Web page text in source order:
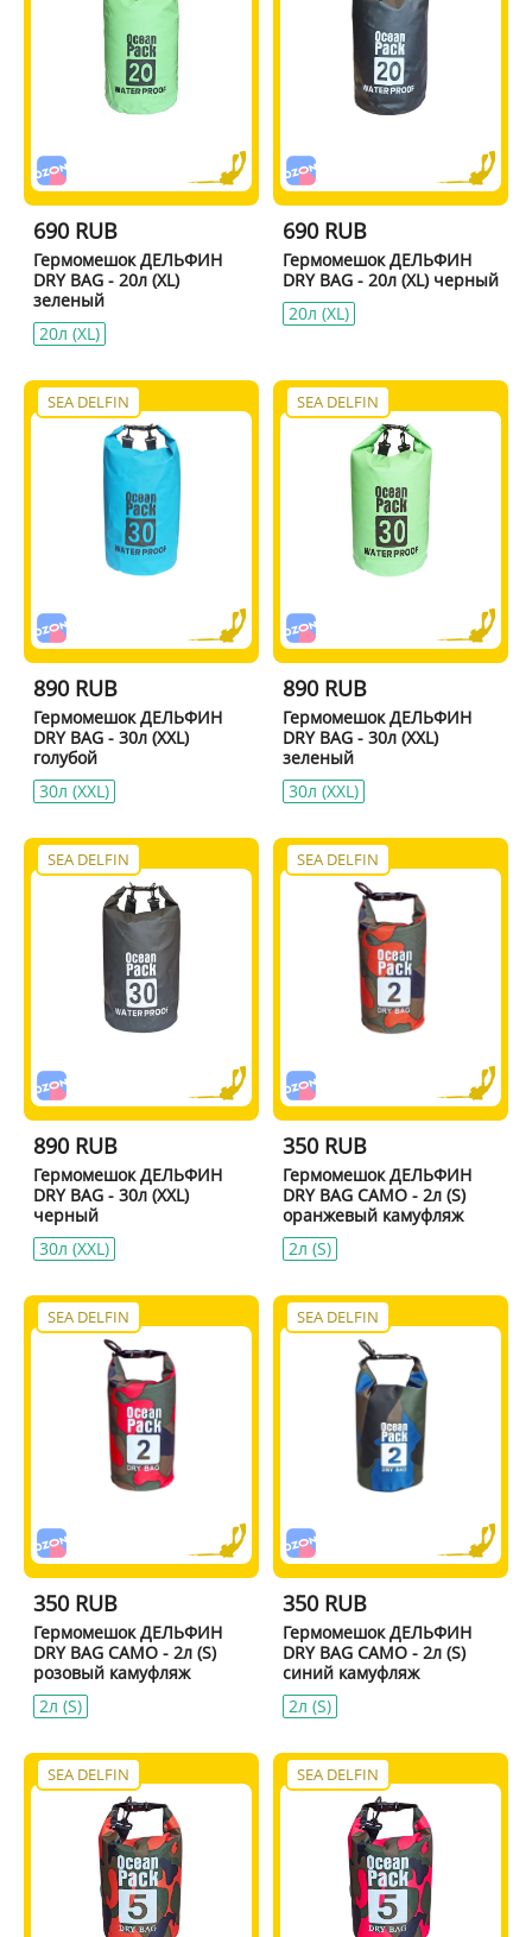
690 RUB
Гермомешок ДЕЛЬФИН
DRY BAG - 20л (XL)
зеленый
20л (XL)
690 RUB
Гермомешок ДЕЛЬФИН
DRY BAG - 20л (XL) черный
20л (XL)
SEA DELFIN
890 RUB
Гермомешок ДЕЛЬФИН
DRY BAG - 30л (XXL)
голубой
30л (XXL)
SEA DELFIN
890 RUB
Гермомешок ДЕЛЬФИН
DRY BAG - 30л (XXL)
зеленый
30л (XXL)
SEA DELFIN
890 RUB
Гермомешок ДЕЛЬФИН
DRY BAG - 30л (XXL)
черный
30л (XXL)
SEA DELFIN
350 RUB
Гермомешок ДЕЛЬФИН
DRY BAG CAMO - 2л (S)
оранжевый камуфляж
2л (S)
SEA DELFIN
350 RUB
Гермомешок ДЕЛЬФИН
DRY BAG CAMO - 2л (S)
розовый камуфляж
2л (S)
SEA DELFIN
350 RUB
Гермомешок ДЕЛЬФИН
DRY BAG CAMO - 2л (S)
синий камуфляж
2л (S)
SEA DELFIN SEA DELFIN